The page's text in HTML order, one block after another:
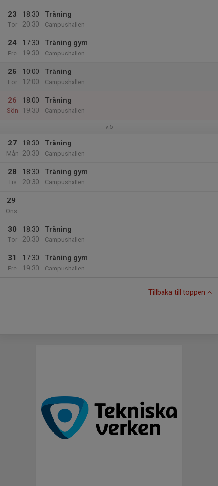
23
Tor
18:30
20:30
Träning
Campushallen
24
Fre
17:30
19:30
Träning gym
Campushallen
25
Lör
10:00
12:00
Träning
Campushallen
26
Sön
18:00
19:30
Träning
Campushallen
v.5
27
Mån
18:30
20:30
Träning
Campushallen
28
Tis
18:30
20:30
Träning gym
Campushallen
29
Ons
30
Tor
18:30
20:30
Träning
Campushallen
31
Fre
17:30
19:30
Träning gym
Campushallen
Tillbaka till toppen